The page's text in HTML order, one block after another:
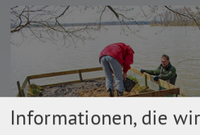
Informationen, die